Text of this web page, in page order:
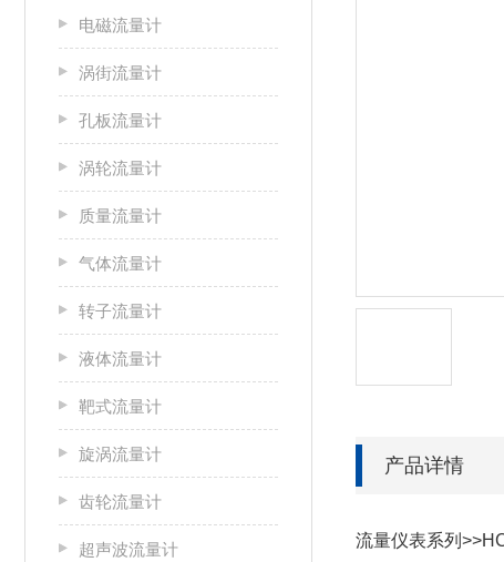
电磁流量计
涡街流量计
孔板流量计
涡轮流量计
质量流量计
气体流量计
转子流量计
液体流量计
靶式流量计
旋涡流量计
齿轮流量计
超声波流量计
产品详情
流量仪表系列